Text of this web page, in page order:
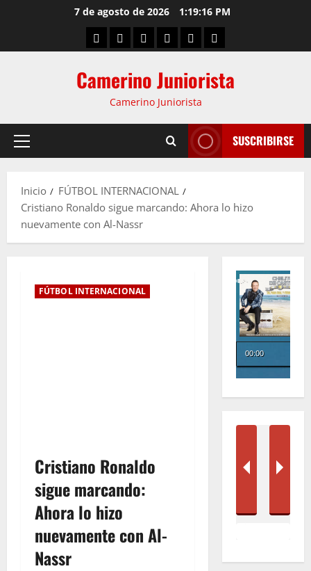
7 de agosto de 2026 1:19:17 PM
Camerino Juniorista
Camerino Juniorista
SUSCRIBIRSE
Inicio
FÚTBOL INTERNACIONAL
Cristiano Ronaldo sigue marcando: Ahora lo hizo
nuevamente con Al-Nassr
FÚTBOL INTERNACIONAL
Cristiano Ronaldo
sigue marcando:
Ahora lo hizo
nuevamente con Al-
Nassr